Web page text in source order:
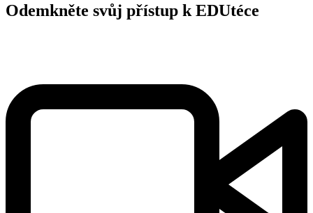
Odemkněte svůj přístup k EDUtéce